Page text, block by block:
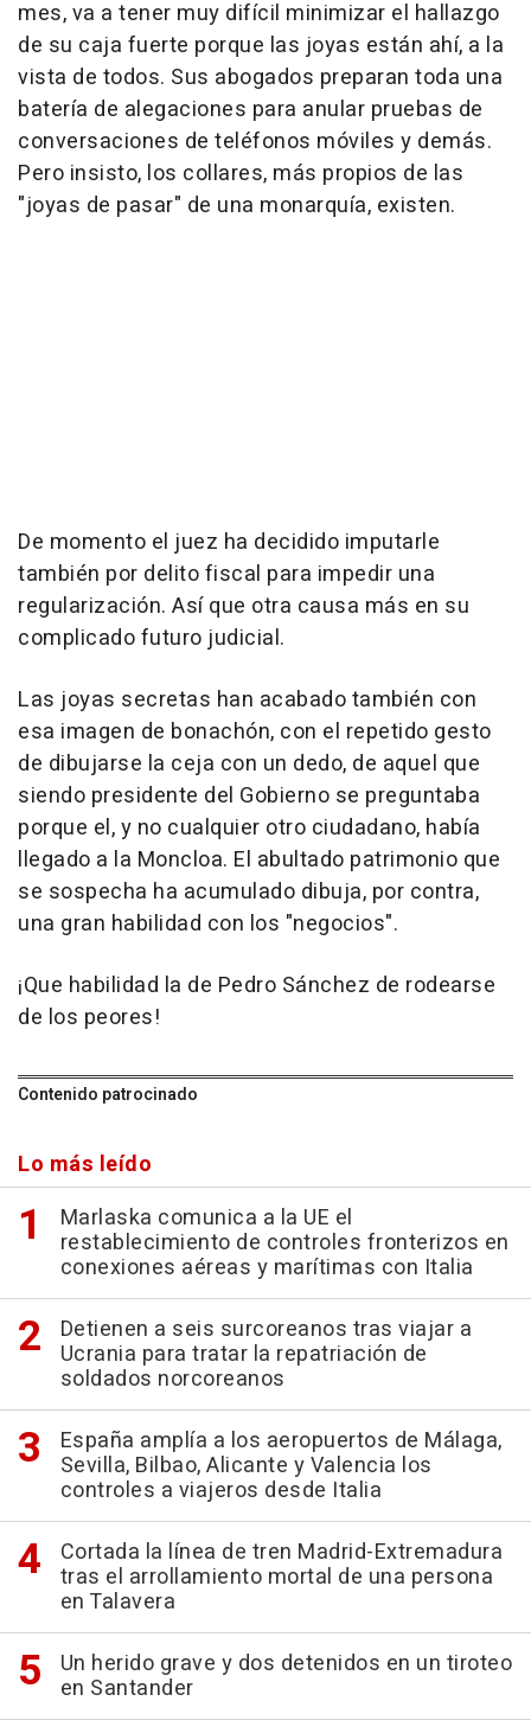
mes, va a tener muy difícil minimizar el hallazgo
de su caja fuerte porque las joyas están ahí, a la
vista de todos. Sus abogados preparan toda una
batería de alegaciones para anular pruebas de
conversaciones de teléfonos móviles y demás.
Pero insisto, los collares, más propios de las
"joyas de pasar" de una monarquía, existen.
De momento el juez ha decidido imputarle
también por delito fiscal para impedir una
regularización. Así que otra causa más en su
complicado futuro judicial.
Las joyas secretas han acabado también con
esa imagen de bonachón, con el repetido gesto
de dibujarse la ceja con un dedo, de aquel que
siendo presidente del Gobierno se preguntaba
porque el, y no cualquier otro ciudadano, había
llegado a la Moncloa. El abultado patrimonio que
se sospecha ha acumulado dibuja, por contra,
una gran habilidad con los "negocios".
¡Que habilidad la de Pedro Sánchez de rodearse
de los peores!
Contenido patrocinado
Lo más leído
Marlaska comunica a la UE el
restablecimiento de controles fronterizos en
conexiones aéreas y marítimas con Italia
Detienen a seis surcoreanos tras viajar a
Ucrania para tratar la repatriación de
soldados norcoreanos
España amplía a los aeropuertos de Málaga,
Sevilla, Bilbao, Alicante y Valencia los
controles a viajeros desde Italia
Cortada la línea de tren Madrid-Extremadura
tras el arrollamiento mortal de una persona
en Talavera
Un herido grave y dos detenidos en un tiroteo
en Santander